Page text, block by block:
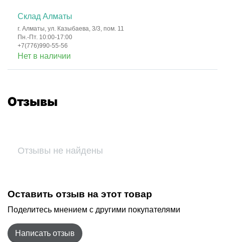
Склад Алматы
г. Алматы, ул. Казыбаева, 3/3, пом. 11
Пн.-Пт. 10:00-17:00
+7(776)990-55-56
Нет в наличии
Отзывы
Отзывы не найдены
Оставить отзыв на этот товар
Поделитесь мнением с другими покупателями
Написать отзыв